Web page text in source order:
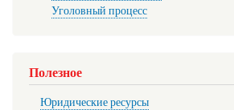
Уголовный процесс
Полезное
Юридические ресурсы